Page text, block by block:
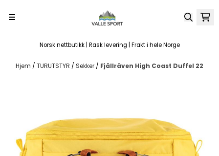
Norsk nettbutikk | Rask levering | Frakt i hele Norge
Hjem / TURUTSTYR / Sekker / Fjällräven High Coast Duffel 22